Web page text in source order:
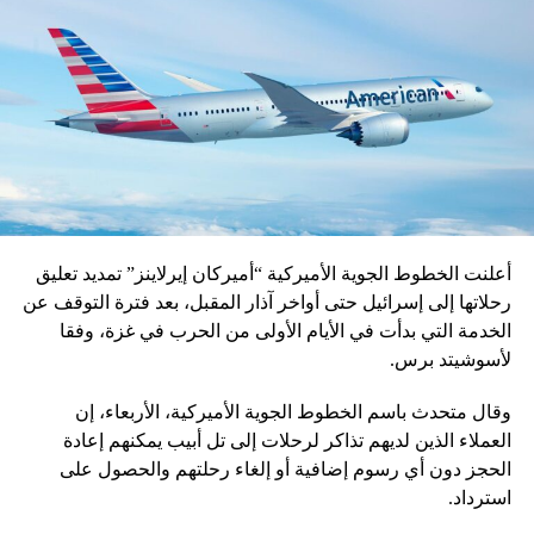
أعلنت الخطوط الجوية الأميركية “أميركان إيرلاينز” تمديد تعليق
رحلاتها إلى إسرائيل حتى أواخر آذار المقبل، بعد فترة التوقف عن
الخدمة التي بدأت في الأيام الأولى من الحرب في غزة، وفقا
لأسوشيتد برس.
وقال متحدث باسم الخطوط الجوية الأميركية، الأربعاء، إن
العملاء الذين لديهم تذاكر لرحلات إلى تل أبيب يمكنهم إعادة
الحجز دون أي رسوم إضافية أو إلغاء رحلتهم والحصول على
استرداد.